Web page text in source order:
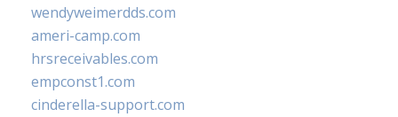
wendyweimerdds.com
ameri-camp.com
hrsreceivables.com
empconst1.com
cinderella-support.com